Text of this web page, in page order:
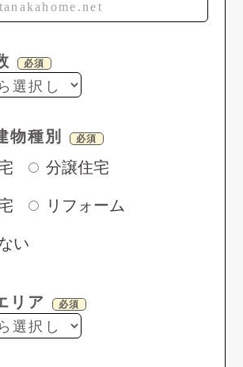
必須
物種別 必須
分譲住宅
リフォーム
い
リア 必須